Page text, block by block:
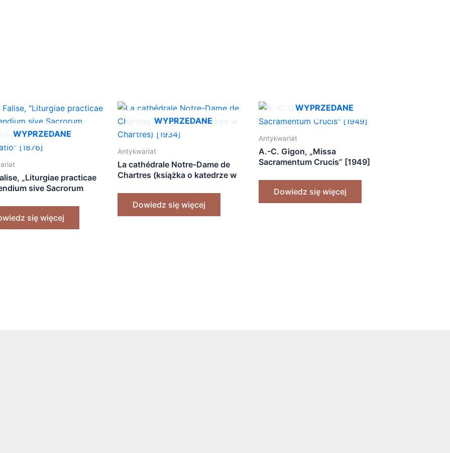
WYPRZEDANE
„Liturgiae practicae
sive Sacrorum
[1876]
się więcej
WYPRZEDANE
Antykwariat
La cathédrale Notre-Dame de
Chartres (książka o katedrze w
Dowiedz się więcej
WYPRZEDANE
Antykwariat
A.-C. Gigon, „Missa
Sacramentum Crucis” [1949]
Dowiedz się więcej